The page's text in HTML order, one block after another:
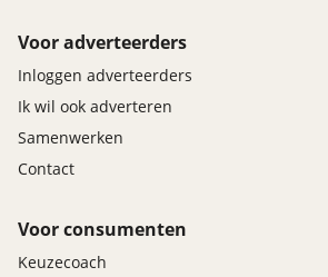
Voor adverteerders
Inloggen adverteerders
Ik wil ook adverteren
Samenwerken
Contact
Voor consumenten
Keuzecoach